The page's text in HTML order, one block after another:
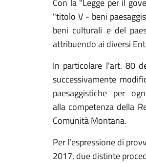
Con la "Legge per il
"titolo V - beni
beni culturali e del
attribuendo ai diversi
In particolare l'art. 80
successivamente
paesaggistiche per
alla competenza della
Comunità Montana.
Per l’espressione di
2017, due distinte